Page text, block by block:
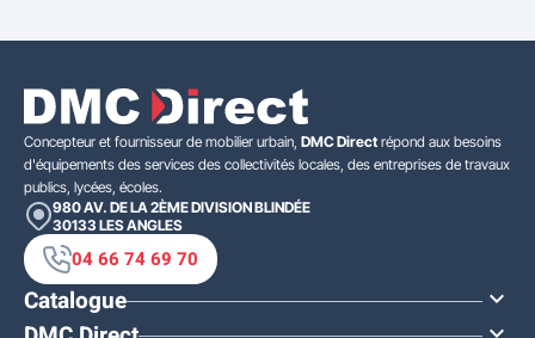
Concepteur et fournisseur de mobilier urbain, DMC Direct répond aux besoins
d'équipements des services des collectivités locales, des entreprises de travaux
publics, lycées, écoles.
980 AV. DE LA 2ÈME DIVISION BLINDÉE
30133 LES ANGLES
04 66 74 69 70
Catalogue 